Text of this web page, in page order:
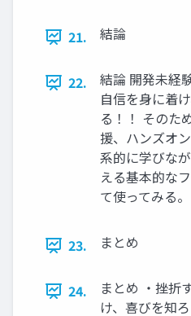
21. 結論
22.
結論 開発未経
自信を身に着
る！！ そのた
援、ハンズオ
系的に学びな
える基本的な
て使ってみる。
23. まとめ
24.
まとめ ・挫折
け、喜びを知